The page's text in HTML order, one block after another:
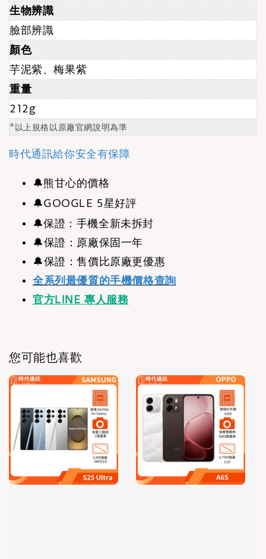
生物辨識
臉部辨識
顏色
芋泥紫、梅果紫
重量
212g
*以上規格以原廠官網說明為準
時代通訊給你安全有保障
🔔熊甘心的價格
🔔GOOGLE 5星好評
🔔保證：手機全新未拆封
🔔保證：原廠保固一年
🔔保證：售價比原廠更優惠
全系列最優質的手機價格查詢
官方LINE 專人服務
您可能也喜歡